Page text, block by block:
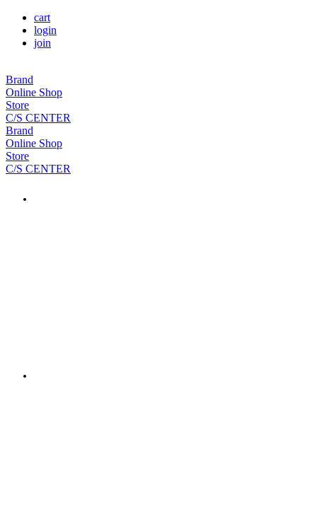
cart
login
join
Brand
Online Shop
Store
C/S CENTER
Brand
Online Shop
Store
C/S CENTER